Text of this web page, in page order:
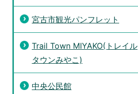
宮古市観光パンフレット
Trail Town MIYAKO(トレイル
タウンみやこ)
中央公民館